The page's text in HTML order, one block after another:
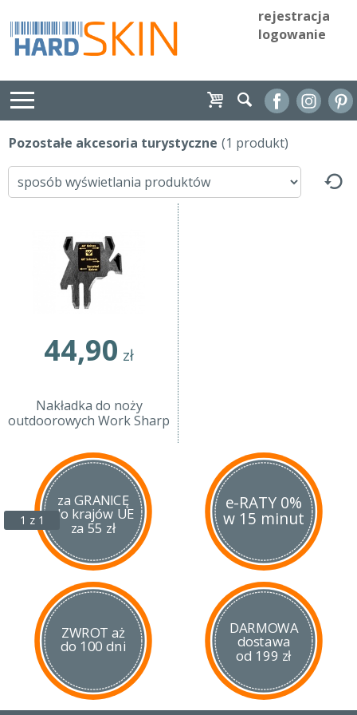
rejestracja
logowanie
Pozostałe akcesoria turystyczne (1 produkt)
44,90 zł
Nakładka do noży
outdoorowych Work Sharp
za GRANICĘ
do krajów UE
za 55 zł
e-RATY 0%
w 15 minut
ZWROT aż
do 100 dni
DARMOWA
dostawa
od 199 zł
1 z 1